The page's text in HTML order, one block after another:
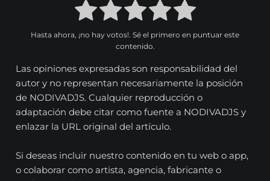
Hasta ahora, ¡no hay votos!. Sé el primero en puntuar este
contenido.
Las opiniones expresadas son responsabilidad del
autor y no representan necesariamente la posición
de NODIVADJS. Cualquier reproducción o
adaptación debe citar como fuente a NODIVADJS y
enlazar la URL original del artículo.
Si deseas incluir nuestro contenido en tu web o app,
o colaborar como artista, agencia, fabricante o